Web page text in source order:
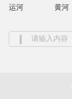
运河 黄河